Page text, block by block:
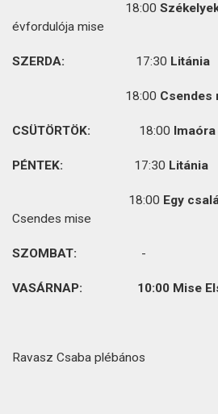
18:00
évfordulója mise
SZERDA: 17:30 Litánia
18:00 Csendes
CSÜTÖRTÖK: 18:00 Imaóra
PÉNTEK: 17:30 Litánia
18:00 Egy
Csendes mise
SZOMBAT: -
VASÁRNAP: 10:00 Mise
Ravasz Csaba plébános